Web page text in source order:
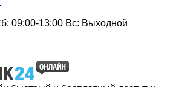
09:00-13:00 Вс: Выходной